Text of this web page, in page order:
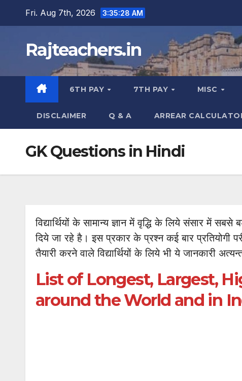
Fri. Aug 7th, 2026 3:35:29 AM
Rajteachers.in
6TH PAY 7TH PAY MISC
DISCLAIMER Q & A ARREAR
GK Questions in Hindi
विद्यार्थियों के सामान्य ज्ञान में वृद्धि के लिये संसार में
दिये जा रहे है। इस प्रकार के प्रश्न कई बार प्रतियोगी
तैयारी करने वाले विद्यार्थियों के लिये भी ये जानकारी
List of Longest, Largest,
around the World and in